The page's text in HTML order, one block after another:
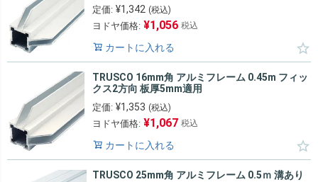
定価: ¥1,342 (税込)
ヨドヤ価格: ¥1,056 税込
カートに入れる
TRUSCO 16mm角 アルミフレーム 0.45m フィッ
クス2方向 板厚5mm適用
定価: ¥1,353 (税込)
ヨドヤ価格: ¥1,067 税込
カートに入れる
TRUSCO 25mm角 アルミフレーム 0.5ｍ 溝あり